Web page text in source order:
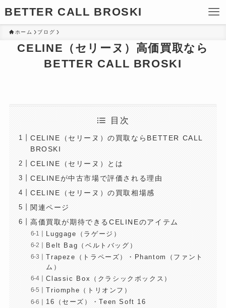
BETTER CALL BROSKI
ホーム ブログ
CELINE（セリーヌ）高価買取なら
BETTER CALL BROSKI
目次
CELINE（セリーヌ）の買取ならBETTER CALL
BROSKI
CELINE（セリーヌ）とは
CELINEが中古市場で評価される理由
CELINE（セリーヌ）の買取相場感
関連ページ
高価買取が期待できるCELINEのアイテム
Luggage（ラゲージ）
Belt Bag（ベルトバッグ）
Trapeze（トラペーズ）・Phantom（ファント
ム）
Classic Box（クラシックボックス）
Triomphe（トリオンフ）
16（セーズ）・Teen Soft 16